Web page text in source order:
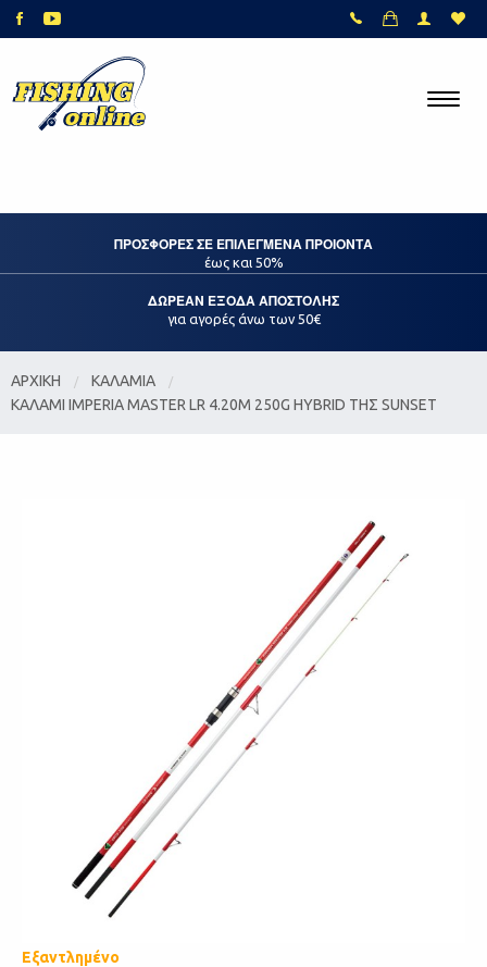
ΠΡΟΣΦΟΡΕΣ ΣΕ ΕΠΙΛΕΓΜΕΝΑ ΠΡΟΙΟΝΤΑ
έως και 50%
ΔΩΡΕΑΝ ΕΞΟΔΑ ΑΠΟΣΤΟΛΗΣ
για αγορές άνω των 50€
ΑΡΧΙΚΗ
ΚΑΛΑΜΙΑ
ΚΑΛΑΜΙ IMPERIA MASTER LR 4.20M 250G HYBRID ΤΗΣ SUNSET
Εξαντλημένο